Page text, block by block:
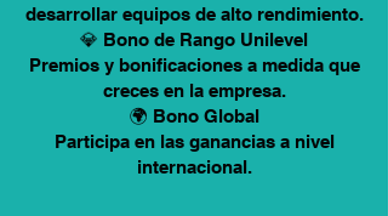
desarrollar equipos de alto rendimiento.
💎 Bono de Rango Unilevel
Premios y bonificaciones a medida que
creces en la empresa.
🌍 Bono Global
Participa en las ganancias a nivel
internacional.